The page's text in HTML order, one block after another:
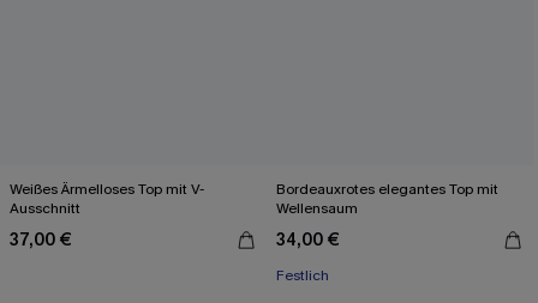
Weißes Ärmelloses Top mit V-
Ausschnitt
37,00 €
Bordeauxrotes elegantes Top mit
Wellensaum
34,00 €
Festlich